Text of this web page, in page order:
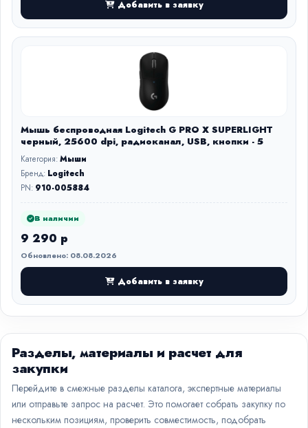
Добавить в заявку
Мышь беспроводная Logitech G PRO X SUPERLIGHT
черный, 25600 dpi, радиоканал, USB, кнопки - 5
Категория:Мыши
Бренд: Logitech
PN: 910-005884
В наличии
9 290 р
Обновлено: 08.08.2026
Добавить в заявку
Разделы, материалы и расчет для
закупки
Перейдите в смежные разделы каталога, экспертные материалы
или отправьте запрос на расчет. Это помогает собрать закупку по
нескольким позициям, проверить совместимость, подобрать